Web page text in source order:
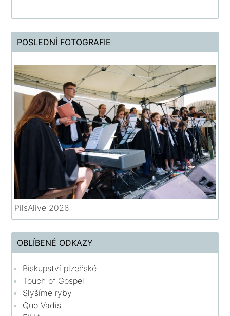
POSLEDNÍ FOTOGRAFIE
PilsAlive 2026
OBLÍBENÉ ODKAZY
Biskupství plzeňské
Touch of Gospel
Slyšíme ryby
Quo Vadis